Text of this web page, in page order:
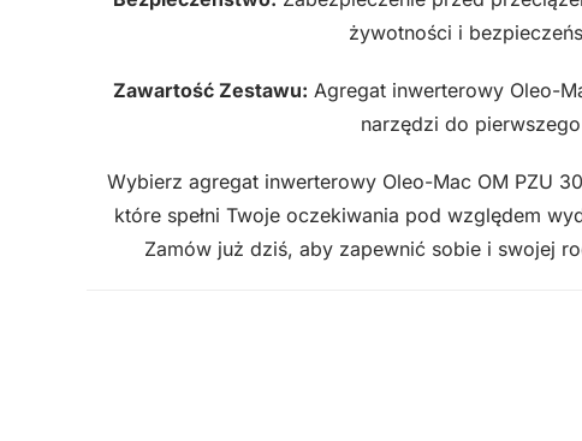
żywotności i
Zawartość Zestawu: Agregat inwerterowy Oleo-
narzędzi do
Wybierz agregat inwerterowy Oleo-Mac OM PZU
które spełni Twoje oczekiwania pod względem
Zamów już dziś, aby zapewnić sobie i swojej